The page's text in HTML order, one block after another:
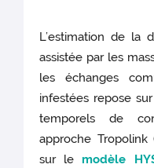
L’estimation de la
assistée par les
les échanges
infestées repose
temporels de
approche Tropolink
sur le modèle